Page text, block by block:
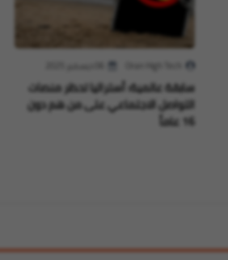
Oran High Tech
سابقة عالمية: أستراليا تحظر منصات
التواصل الاجتماعي على من هم دون
16 عاماً